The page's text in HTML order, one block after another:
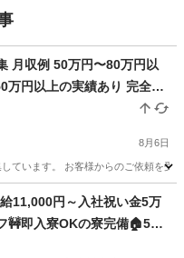
以
以上の実績あり 完全出
2〜7件程度の
円〜70,000円
8月6日
ています。 お客様からのご依頼を
11,000円～入社祝い金5万
🚧即入寮OKの寮完備🏠50
い作業は一切なし👌地域の